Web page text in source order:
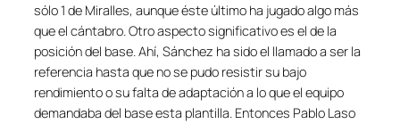
sólo 1 de Miralles, aunque éste último ha jugado algo más
que el cántabro. Otro aspecto significativo es el de la
posición del base. Ahí, Sánchez ha sido el llamado a ser la
referencia hasta que no se pudo resistir su bajo
rendimiento o su falta de adaptación a lo que el equipo
demandaba del base esta plantilla. Entonces Pablo Laso